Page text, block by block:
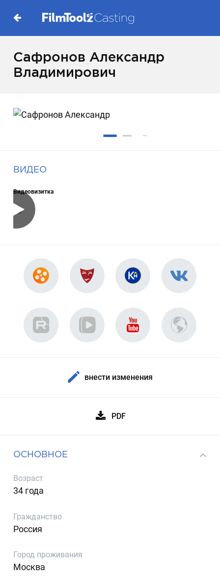
Сафронов Александр
Владимирович
ВИДЕО
Видеовизитка
внести изменения
PDF
ОСНОВНОЕ
Возраст
34 года
Гражданство
Россия
Город проживания
Москва